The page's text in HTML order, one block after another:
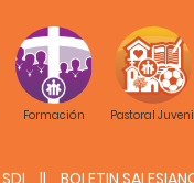
accolto, è anche
spesso non
cosa lontana. La
ispettoriale e
in formazione
laici e
Formación Pastoral